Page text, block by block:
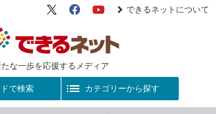
な一歩を応援するメディア
X（旧
FacebookYouTube
できるネットについて
で検索 カテゴリーから探す